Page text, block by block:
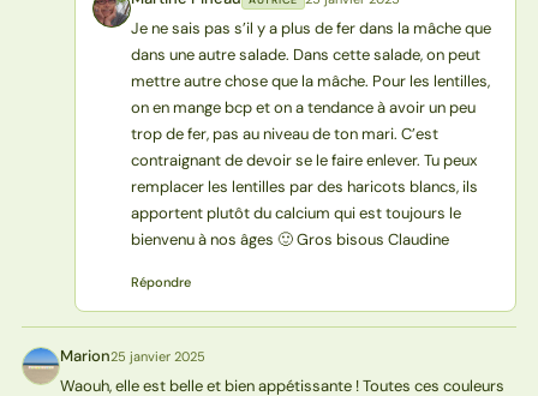
MP
Je ne sais pas s’il y a plus de fer dans la mâche que
dans une autre salade. Dans cette salade, on peut
mettre autre chose que la mâche. Pour les lentilles,
on en mange bcp et on a tendance à avoir un peu
trop de fer, pas au niveau de ton mari. C’est
contraignant de devoir se le faire enlever. Tu peux
remplacer les lentilles par des haricots blancs, ils
apportent plutôt du calcium qui est toujours le
bienvenu à nos âges 🙂 Gros bisous Claudine
Répondre
M Marion25 janvier 2025
Waouh, elle est belle et bien appétissante ! Toutes ces couleurs